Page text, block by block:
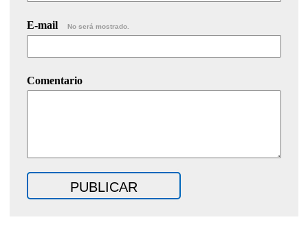
E-mail No será mostrado.
Comentario